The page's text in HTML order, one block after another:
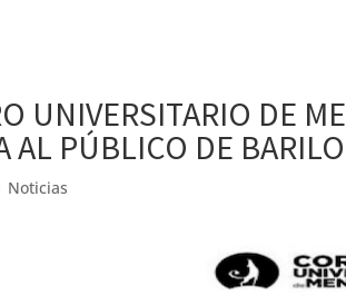
UNIVERSITARIO DE
AL PÚBLICO DE
Noticias